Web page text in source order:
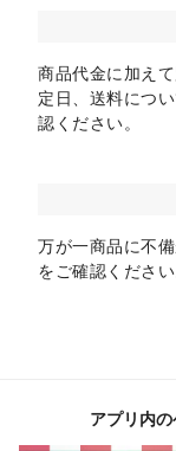
商品代金に加え
定日、送料につ
認ください。
万が一商品に不備
をご確認ください
アプリ内